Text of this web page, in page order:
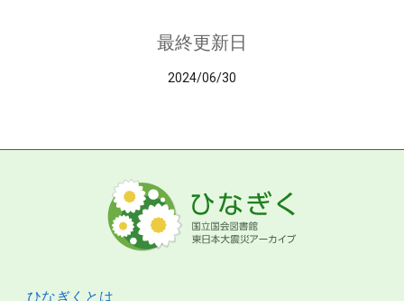
最終更新日
2024/06/30
ひなぎくとは